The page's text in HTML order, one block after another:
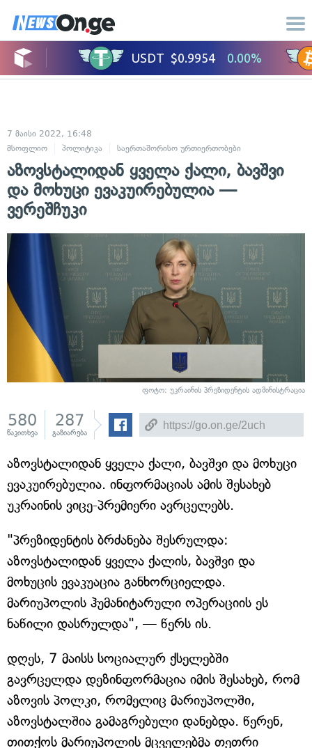
7 მაისი 2022, 16:48
მსოფლიო
პოლიტიკა საერთაშორისო ურთიერთობები
აზოვსტალიდან ყველა ქალი, ბავშვი
და მოხუცი ევაკუირებულია —
ვერეშჩუკი
ფოტო: უკრაინის პრეზიდენტის ადმინისტრაცია
580
წაკითხვა
287
გაზიარება
აზოვსტალიდან ყველა ქალი, ბავშვი და მოხუცი
ევაკუირებულია. ინფორმაციას ამის შესახებ
უკრაინის ვიცე-პრემიერი ავრცელებს.
"პრეზიდენტის ბრძანება შესრულდა:
აზოვსტალიდან ყველა ქალის, ბავშვი და
მოხუცის ევაკუაცია განხორციელდა.
მარიუპოლის ჰუმანიტარული ოპერაციის ეს
ნაწილი დასრულდა", — წერს ის.
დღეს, 7 მაისს სოციალურ ქსელებში
გავრცელდა დეზინფორმაცია იმის შესახებ, რომ
აზოვის პოლკი, რომელიც მარიუპოლში,
აზოვსტალშია გამაგრებული დანებდა. წერენ,
თითქოს მარიუპოლის მცველებმა თეთრი